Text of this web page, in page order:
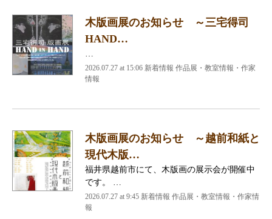
木版画展のお知らせ ～三宅得司
HAND…
2026.07.27 at 15:06 新着情報 作品展・教室情報・作家
情報
木版画展のお知らせ ～越前和紙と
現代木版…
福井県越前市にて、木版画の展示会が開催中
です。 …
2026.07.27 at 9:45 新着情報 作品展・教室情報・作家情
報